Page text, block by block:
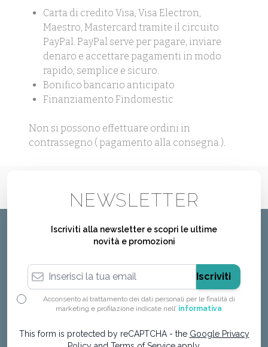
Carta di credito Visa, Visa Electron,
Maestro, Mastercard tramite il circuito
PayPal. PayPal serve per pagare, inviare
denaro e accettare pagamenti in modo
rapido, semplice e sicuro.
Bonifico bancario anticipato
Finanziamento Findomestic
Non si possono effettuare ordini in
contrassegno ( pagamento alla consegna ).
NEWSLETTER
Iscriviti alla newsletter e scopri le ultime
novità e promozioni
Indirizzo email
Iscriviti
Acconsento al trattamento dei dati personali per le finalità di
marketing e profilazione indicate nell’ informativa
This form is protected by reCAPTCHA - the Google Privacy